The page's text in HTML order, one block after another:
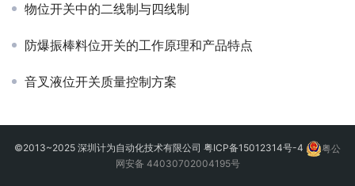
物位开关中的二线制与四线制
防爆振棒料位开关的工作原理和产品特点
音叉液位开关质量控制方案
©2013~2025 深圳计为自动化技术有限公司 粤ICP备15012314号-4
粤公
网安备 44030702004195号